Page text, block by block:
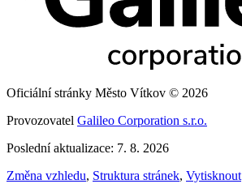
Oficiální stránky Město Vítkov © 2026
Provozovatel Galileo Corporation s.r.o.
Poslední aktualizace: 7. 8. 2026
Změna vzhledu, Struktura stránek, Vytisknout